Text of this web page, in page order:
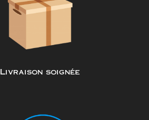
Livraison soignée